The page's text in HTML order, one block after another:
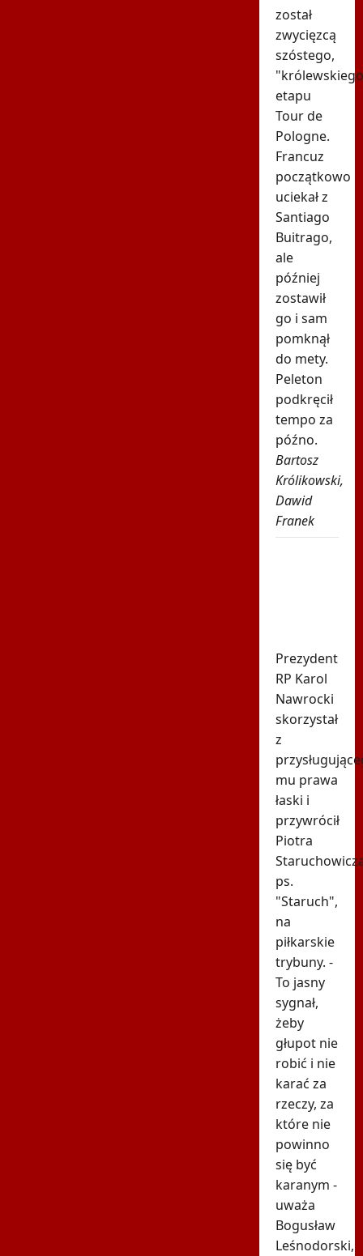
został
zwycięzcą
szóstego,
etapu
Tour de
Pologne.
Francuz
początkowo
uciekał z
Santiago
Buitrago,
ale
później
zostawił
go i sam
pomknął
do mety.
Peleton
podkręcił
tempo za
późno.
Bartosz
Królikowski,
Dawid
Franek
Prezydent
RP Karol
Nawrocki
skorzystał
z
mu prawa
łaski i
przywrócił
Piotra
ps.
"Staruch",
na
piłkarskie
trybuny. -
To jasny
sygnał,
żeby
głupot nie
robić i nie
karać za
rzeczy, za
które nie
powinno
się być
karanym -
uważa
Bogusław
Leśnodorski,